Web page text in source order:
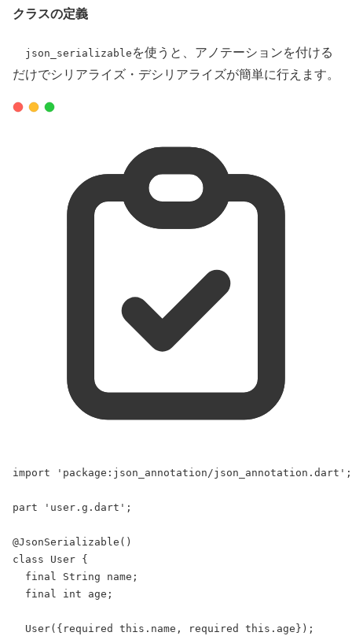
クラスの定義
json_serializable を使うと、アノテーションを付ける
だけでシリアライズ・デシリアライズが簡単に行えます。
import 'package:json_annotation/json_annotation.dart' ;
part 'user.g.dart' ;
@JsonSerializable ()
class
User {
final
String name;
final
int age;
User({ required this .name, required this .age});